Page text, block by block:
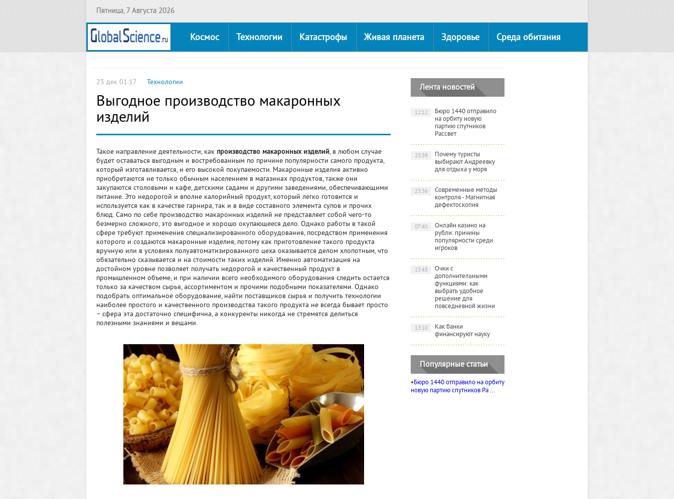
Пятница, 7 Августа 2026
Космос Технологии Катастрофы Живая планета Здоровье Среда обитания
23 дек 01:17 Технологии
Выгодное производство макаронных
изделий
Такое направление деятельности, как производство макаронных изделий, в любом случае
будет оставаться выгодным и востребованным по причине популярности самого продукта,
который изготавливается, и его высокой покупаемости. Макаронные изделия активно
приобретаются не только обычным населением в магазинах продуктов, также они
закупаются столовыми и кафе, детскими садами и другими заведениями, обеспечивающими
питание. Это недорогой и вполне калорийный продукт, который легко готовится и
используется как в качестве гарнира, так и в виде составного элемента супов и прочих
блюд. Само по себе производство макаронных изделий не представляет собой чего-то
безмерно сложного, это выгодное и хорошо окупающееся дело. Однако работы в такой
сфере требуют применения специализированного оборудования, посредством применения
которого и создаются макаронные изделия, потому как приготовление такого продукта
вручную или в условиях полуавтоматизированного цеха оказывается делом хлопотным, что
обязательно сказывается и на стоимости таких изделий. Именно автоматизация на
достойном уровне позволяет получать недорогой и качественный продукт в
промышленном объеме, и при наличии всего необходимого оборудования следить остается
только за качеством сырья, ассортиментом и прочими подобными показателями. Однако
подобрать оптимальное оборудование, найти поставщиков сырья и получить технологии
наиболее простого и качественного производства такого продукта не всегда бывает просто
– сфера эта достаточно специфична, а конкуренты никогда не стремятся делиться
полезными знаниями и вещами.
Лента новостей
Бюро 1440 отправило
на орбиту новую
партию спутников
Рассвет
12:12
Почему туристы
выбирают Андреевку
для отдыха у моря
23:39
Современные методы
контроля - Магнитная
дефектоскопия
23:36
Онлайн казино на
рубли: причины
популярности среди
игроков
07:40
Очки с
дополнительными
функциями: как
выбрать удобное
решение для
повседневной жизни
13:43
Как банки
финансируют науку
13:10
Популярные статьи
•Бюро 1440 отправило на орбиту
новую партию спутников Ра ...